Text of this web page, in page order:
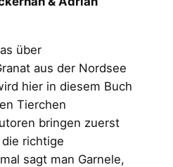
über
aus der Nordsee
hier in diesem Buch
Tierchen
bringen zuerst
richtige
sagt man Garnele,